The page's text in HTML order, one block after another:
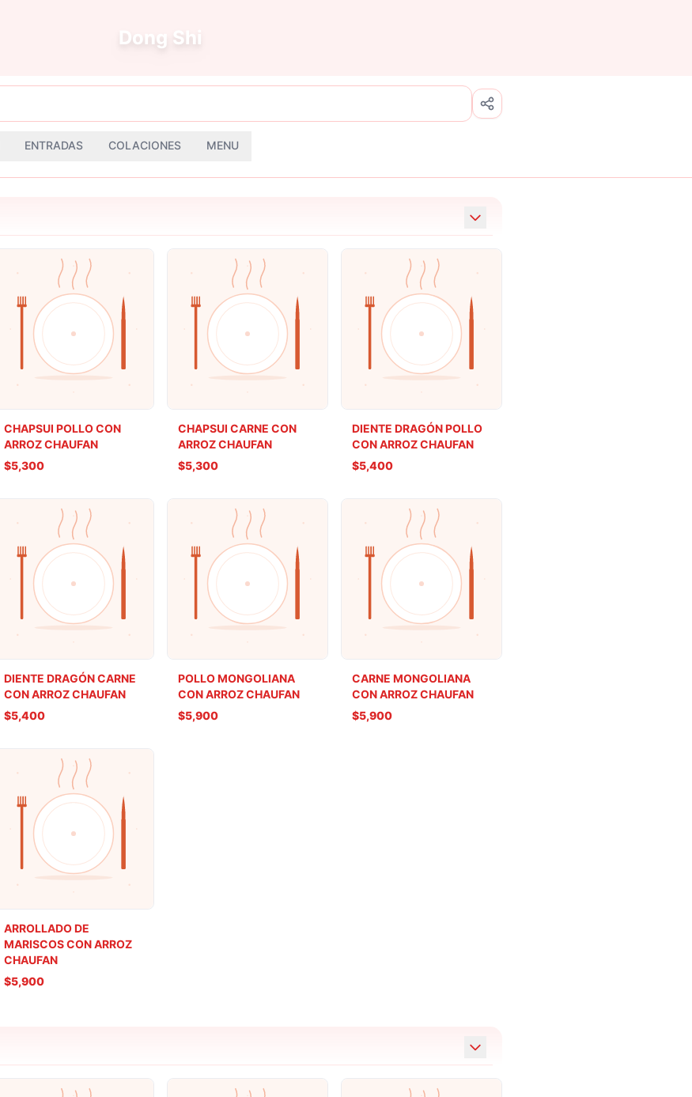
Dong Shi
ENTRADAS COLACIONES MENU
CHAPSUI POLLO CON
ARROZ CHAUFAN
$5,300
CHAPSUI CARNE CON
ARROZ CHAUFAN
$5,300
DIENTE DRAGÓN POLLO
CON ARROZ CHAUFAN
$5,400
DIENTE DRAGÓN CARNE
CON ARROZ CHAUFAN
$5,400
POLLO MONGOLIANA
CON ARROZ CHAUFAN
$5,900
CARNE MONGOLIANA
CON ARROZ CHAUFAN
$5,900
ARROLLADO DE
MARISCOS CON ARROZ
CHAUFAN
$5,900